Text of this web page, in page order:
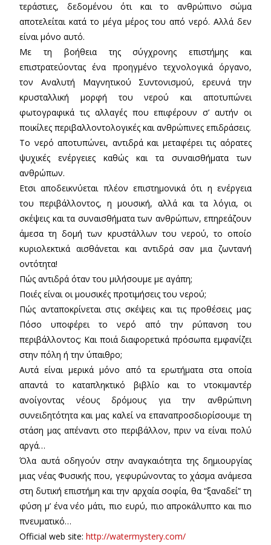
τεράστιες, δεδομένου ότι και το ανθρώπινο σώμα
αποτελείται κατά το μέγα μέρος του από νερό. Αλλά δεν
είναι μόνο αυτό.
Με τη βοήθεια της σύγχρονης επιστήμης και
επιστρατεύοντας ένα προηγμένο τεχνολογικά όργανο,
τον Αναλυτή Μαγνητικού Συντονισμού, ερευνά την
κρυσταλλική μορφή του νερού και αποτυπώνει
φωτογραφικά τις αλλαγές που επιφέρουν σ’ αυτήν οι
ποικίλες περιβαλλοντολογικές και ανθρώπινες επιδράσεις.
Το νερό αποτυπώνει, αντιδρά και μεταφέρει τις αόρατες
ψυχικές ενέργειες καθώς και τα συναισθήματα των
ανθρώπων.
Ετσι αποδεικνύεται πλέον επιστημονικά ότι η ενέργεια
του περιβάλλοντος, η μουσική, αλλά και τα λόγια, οι
σκέψεις και τα συναισθήματα των ανθρώπων, επηρεάζουν
άμεσα τη δομή των κρυστάλλων του νερού, το οποίο
κυριολεκτικά αισθάνεται και αντιδρά σαν μια ζωντανή
οντότητα!
Πώς αντιδρά όταν του μιλήσουμε με αγάπη;
Ποιές είναι οι μουσικές προτιμήσεις του νερού;
Πώς ανταποκρίνεται στις σκέψεις και τις προθέσεις μας;
Πόσο υποφέρει το νερό από την ρύπανση του
περιβάλλοντος; Και ποιά διαφορετικά πρόσωπα εμφανίζει
στην πόλη ή την ύπαιθρο;
Αυτά είναι μερικά μόνο από τα ερωτήματα στα οποία
απαντά το καταπληκτικό βιβλίο και το ντοκιμαντέρ
ανοίγοντας νέους δρόμους για την ανθρώπινη
συνειδητότητα και μας καλεί να επαναπροσδιορίσουμε τη
στάση μας απέναντι στο περιβάλλον, πριν να είναι πολύ
αργά…
Όλα αυτά οδηγούν στην αναγκαιότητα της δημιουργίας
μιας νέας Φυσικής που, γεφυρώνοντας το χάσμα ανάμεσα
στη δυτική επιστήμη και την αρχαία σοφία, θα “ξαναδεί” τη
φύση μ’ ένα νέο μάτι, πιο ευρύ, πιο απροκάλυπτο και πιο
πνευματικό…
Official web site: http://watermystery.com/